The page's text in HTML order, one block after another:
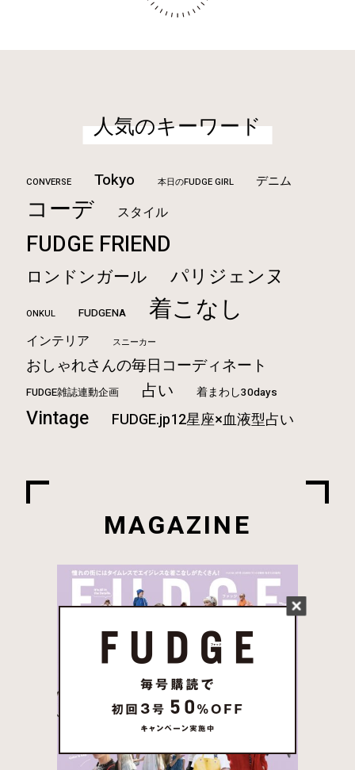
人気のキーワード
CONVERSE Tokyo 本日のFUDGE GIRL デニム
コーデ スタイル
FUDGE FRIEND
ロンドンガール パリジェンヌ
ONKUL FUDGENA 着こなし
インテリア スニーカー
おしゃれさんの毎日コーディネート
FUDGE雑誌連動企画 占い 着まわし30days
Vintage FUDGE.jp12星座×血液型占い
MAGAZINE